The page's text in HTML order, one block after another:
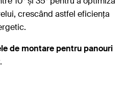
crescând astfel eficiența
de montare pentru panouri
.